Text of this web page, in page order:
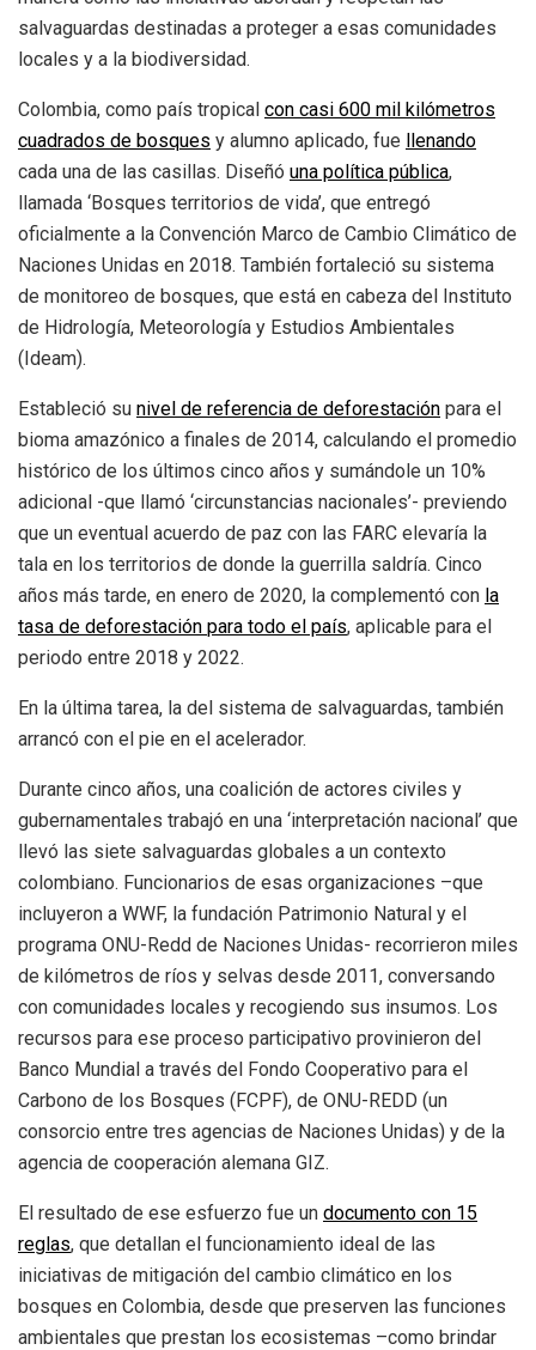
salvaguardas destinadas a proteger a esas comunidades
locales y a la biodiversidad.
Colombia, como país tropical con casi 600 mil kilómetros
cuadrados de bosques y alumno aplicado, fue llenando
cada una de las casillas. Diseñó una política pública,
llamada ‘Bosques territorios de vida’, que entregó
oficialmente a la Convención Marco de Cambio Climático de
Naciones Unidas en 2018. También fortaleció su sistema
de monitoreo de bosques, que está en cabeza del Instituto
de Hidrología, Meteorología y Estudios Ambientales
(Ideam).
Estableció su nivel de referencia de deforestación para el
bioma amazónico a finales de 2014, calculando el promedio
histórico de los últimos cinco años y sumándole un 10%
adicional -que llamó ‘circunstancias nacionales’- previendo
que un eventual acuerdo de paz con las FARC elevaría la
tala en los territorios de donde la guerrilla saldría. Cinco
años más tarde, en enero de 2020, la complementó con la
tasa de deforestación para todo el país, aplicable para el
periodo entre 2018 y 2022.
En la última tarea, la del sistema de salvaguardas, también
arrancó con el pie en el acelerador.
Durante cinco años, una coalición de actores civiles y
gubernamentales trabajó en una ‘interpretación nacional’ que
llevó las siete salvaguardas globales a un contexto
colombiano. Funcionarios de esas organizaciones –que
incluyeron a WWF, la fundación Patrimonio Natural y el
programa ONU-Redd de Naciones Unidas- recorrieron miles
de kilómetros de ríos y selvas desde 2011, conversando
con comunidades locales y recogiendo sus insumos. Los
recursos para ese proceso participativo provinieron del
Banco Mundial a través del Fondo Cooperativo para el
Carbono de los Bosques (FCPF), de ONU-REDD (un
consorcio entre tres agencias de Naciones Unidas) y de la
agencia de cooperación alemana GIZ.
El resultado de ese esfuerzo fue un documento con 15
reglas, que detallan el funcionamiento ideal de las
iniciativas de mitigación del cambio climático en los
bosques en Colombia, desde que preserven las funciones
ambientales que prestan los ecosistemas –como brindar